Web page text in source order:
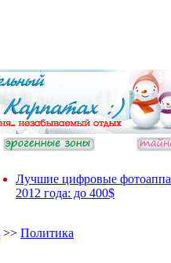
Лучшие цифровые
2012 года: до 400$
>> Политика